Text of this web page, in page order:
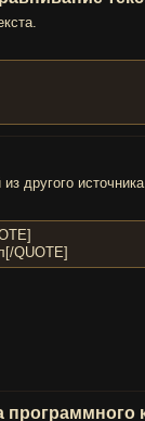
другого
QUOTE]
программного